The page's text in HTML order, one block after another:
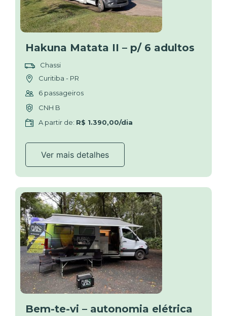
Hakuna Matata II – p/ 6 adultos
Chassi
Curitiba - PR
6 passageiros
CNH B
A partir de: R$ 1.390,00/dia
Ver mais detalhes
Bem-te-vi – autonomia elétrica